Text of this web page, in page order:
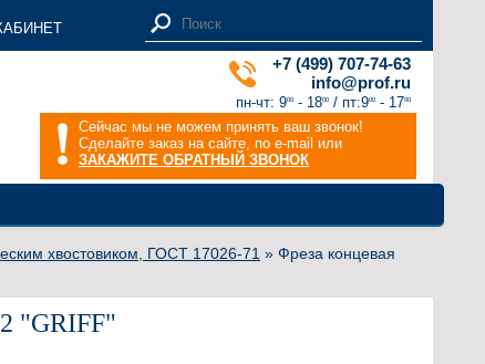
+7 (499) 707-74-63
info@prof.ru
пн-чт: 900 - 1800 / пт:900 - 1700
Сейчас мы не можем принять ваш звонок!
Сделайте заказ на сайте, по e-mail или
ЗАКАЖИТЕ ОБРАТНЫЙ ЗВОНОК
хвостовиком, ГОСТ 17026-71 » Фреза концевая
"GRIFF"